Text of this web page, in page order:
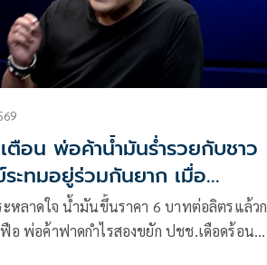
ตือน พ่อค้าน้ำมันร่ำรวยกับชาว
ะทมอยู่ร่วมกันยาก เมื่อ
าไม่อยู่
ะหลาดใจ น้ำมันขึ้นราคา 6 บาทต่อลิตรแล้วก
อ พ่อค้าฟาดกำไรสองขยัก ปชช.เดือดร้อน